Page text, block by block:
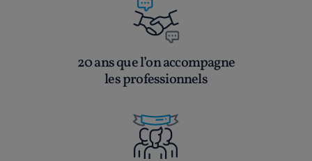
20 ans que l’on accompagne
les professionnels